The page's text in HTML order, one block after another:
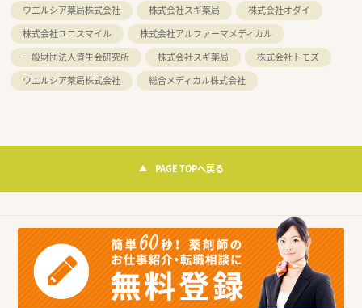
ウエルシア薬局株式会社
株式会社スギ薬局
株式会社オダイ
株式会社ユニスマイル
株式会社アルファーマメディカル
一般財団法人資生会研究所
株式会社スギ薬局
株式会社トモズ
ウエルシア薬局株式会社
総合メディカル株式会社
PAGE TOPへ戻る